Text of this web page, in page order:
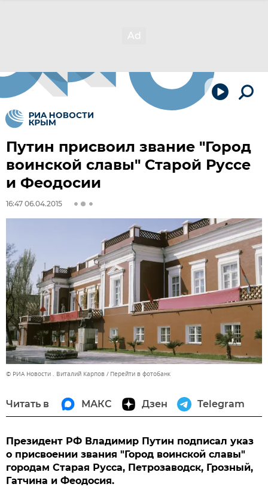
Путин присвоил звание "Город
воинской славы" Старой Руссе
и Феодосии
16:47 06.04.2015
© РИА Новости . Виталий Карпов Перейти в фотобанк
Читать в МАКС Дзен Telegram
Президент РФ Владимир Путин подписал указ
о присвоении звания "Город воинской славы"
городам Старая Русса, Петрозаводск, Грозный,
Гатчина и Феодосия.